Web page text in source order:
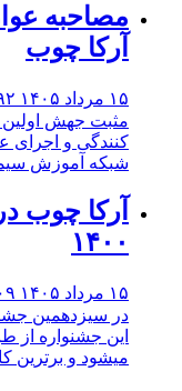
عوامل
چوب
۴۹۲
جهش اولین برنامه
آموزش سیما پخش
۵۰۹
سیزدهمین جشنواره
جشنواره از طرف
و برترین کارآفرینان از بین 50